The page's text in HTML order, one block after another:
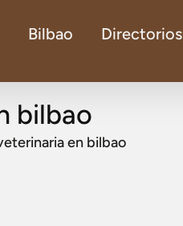
Bilbao Directorios
bilbao
en bilbao